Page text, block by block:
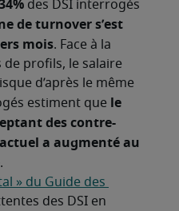
des DSI interrogés
de turnover s’est
mois. Face à la
de profils, le salaire
d’après le même
estiment que le
des contre-
a augmenté au
.
» du Guide des
des DSI en